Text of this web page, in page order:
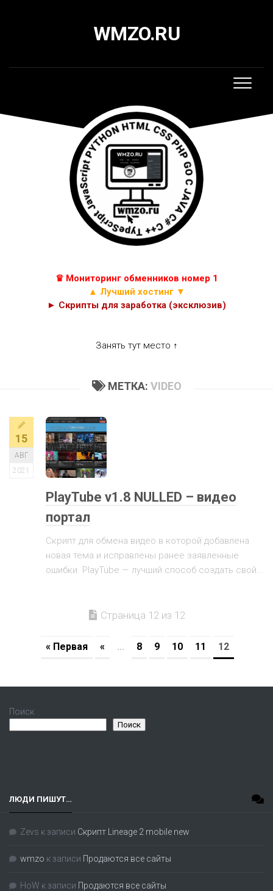
WMZO.RU
♛ Мониторинг обменников номер 1
▲ Лучший хостинг ▼
► Скрипты для заработка (эксклюзив)
Занять тут место ↑
МЕТКА: VIDEO
15
АВГ
2021
PlayTube v1.8 NULLED – видео
портал
Скрипт для обмена видео в которой добавлена
новая тема и исправлены ранее заявленные
ошибки. PlayTube — лучший способ создать свой...
Страница 12 из 12
« Первая « ... 8 9 10 11 12
Поиск
Поиск
ЛЮДИ ПИШУТ…
Zevs к записи Скрипт Lineage 2 mobile new
wmzo к записи Продаются все сайты
HoW к записи Продаются все сайты